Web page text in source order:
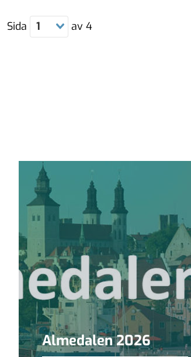
Sida 1 av 4
Almedalen 2026